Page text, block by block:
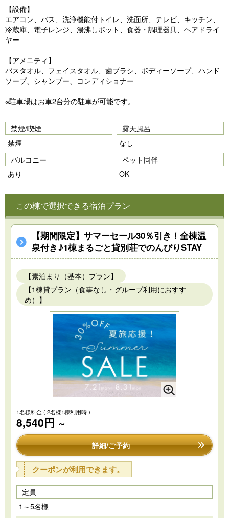
【設備】
エアコン、バス、洗浄機能付トイレ、洗面所、テレビ、キッチン、
冷蔵庫、電子レンジ、湯沸しポット、食器・調理器具、ヘアドライ
ヤー
【アメニティ】
バスタオル、フェイスタオル、歯ブラシ、ボディーソープ、ハンド
ソープ、シャンプー、コンディショナー
※駐車場はお車2台分の駐車が可能です。
禁煙/喫煙
禁煙
露天風呂
なし
バルコニー
あり
ペット同伴
OK
この棟で選択できる宿泊プラン
【期間限定】サマーセール30％引き！全棟温
泉付き♪1棟まるごと貸別荘でのんびりSTAY
【素泊まり（基本）プラン】
【1棟貸プラン（食事なし・グループ利用におすす
め）】
1名様料金( 2名様1棟利用時 )
8,540円 ～
詳細/ご予約
クーポンが利用できます。
定員
1～5名様